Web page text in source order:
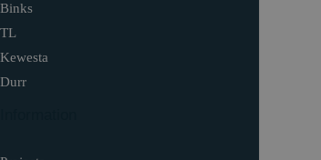
Binks
TL
Kewesta
Durr